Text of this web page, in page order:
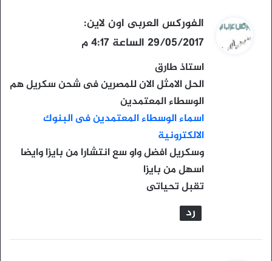
ي
ق
و
ل
الفوركس العربى اون لاين:
29/05/2017 الساعة 4:17 م
استاذ طارق
الحل الامثل الان للمصرين فى شحن سكريل هم
الوسطاء المعتمدين
اسماء الوسطاء المعتمدين فى البنوك
الالكترونية
وسكريل افضل واو سع انتشارا من بايزا وايضا
اسهل من بايزا
تقبل تحياتى
رد